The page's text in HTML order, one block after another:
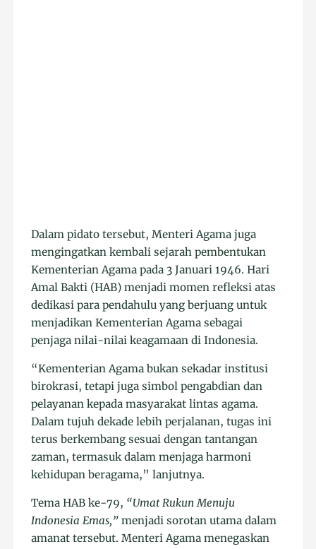
Dalam pidato tersebut, Menteri Agama juga
mengingatkan kembali sejarah pembentukan
Kementerian Agama pada 3 Januari 1946. Hari
Amal Bakti (HAB) menjadi momen refleksi atas
dedikasi para pendahulu yang berjuang untuk
menjadikan Kementerian Agama sebagai
penjaga nilai-nilai keagamaan di Indonesia.
“Kementerian Agama bukan sekadar institusi
birokrasi, tetapi juga simbol pengabdian dan
pelayanan kepada masyarakat lintas agama.
Dalam tujuh dekade lebih perjalanan, tugas ini
terus berkembang sesuai dengan tantangan
zaman, termasuk dalam menjaga harmoni
kehidupan beragama,” lanjutnya.
Tema HAB ke-79, “Umat Rukun Menuju
Indonesia Emas,” menjadi sorotan utama dalam
amanat tersebut. Menteri Agama menegaskan